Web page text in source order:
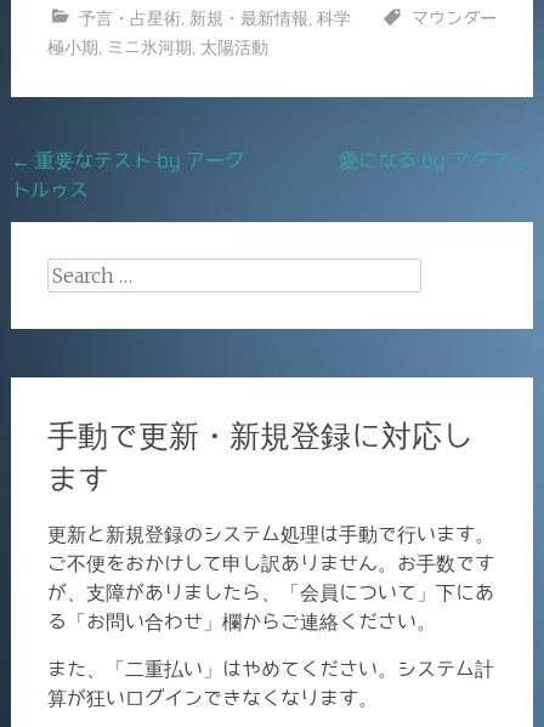
e
o
o
l
予言・占星術, 新規・最新情報 科学
マウンダー
極小期
ミニ氷河期 太陽活動
Post
navigation
← 重要なテスト by アーク
トルゥス
愛になる by アダマ →
Search
手動で更新・新規登録に対応し
ます
更新と新規登録のシステム処理は手動で行います。
ご不便をおかけして申し訳ありません。お手数です
が、支障がありましたら、「会員について」下にあ
る「お問い合わせ」欄からご連絡ください。
また、「二重払い」はやめてください。システム計
算が狂いログインできなくなります。